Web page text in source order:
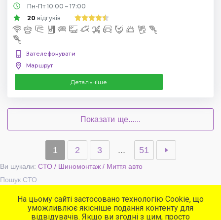
Пн-Пт 10:00 – 17:00
20 відгуків
Зателефонувати
Маршрут
Детальніше
Показати ще......
1 2 3 ... 51
Ви шукали: СТО / Шиномонтаж / Миття авто
Пошук СТО
Популярні сервіси
СТО
На цьому сайті застосовано технологію Cookie, що
уможливлює якісніше подання контенту для
відвідувачів. Якщо ви згодні з цим, просто